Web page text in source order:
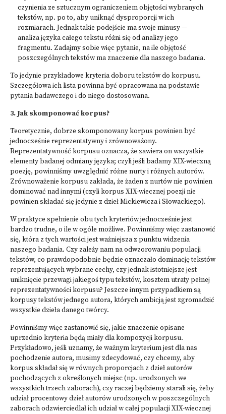
czynienia ze sztucznym ograniczeniem objętości wybranych
tekstów, np. po to, aby uniknąć dysproporcji w ich
rozmiarach. Jednak takie podejście ma swoje minusy —
analiza języka całego tekstu różni się od analizy jego
fragmentu. Zadajmy sobie więc pytanie, na ile objętość
poszczególnych tekstów ma znaczenie dla naszego badania.
To jedynie przykładowe kryteria doboru tekstów do korpusu.
Szczegółowa ich lista powinna być opracowana na podstawie
pytania badawczego i do niego dostosowana.
3. Jak skomponować korpus?
Teoretycznie, dobrze skomponowany korpus powinienbyć
jednocześnie reprezentatywny i zrównoważony.
Reprezentatywność korpusu oznacza, że zawiera on wszystkie
elementy badanej odmiany języka; czyli jeśli badamy XIX-wieczną
poezję, powinniśmy uwzględnić różne nurty i różnych autorów.
Zrównoważenie korpusu zakłada, że żaden z nurtów nie powinien
dominować nad innymi (czyli korpus XIX-wiecznej poezji nie
powinien składać się jedynie z dzieł Mickiewicza i Słowackiego).
W praktyce spełnienie obu tych kryteriów jednocześnie jest
bardzo trudne, o ile w ogóle możliwe. Powinniśmy więc zastanowić
się, która z tych wartości jest ważniejsza z punktu widzenia
naszego badania. Czy zależy nam na odwzorowaniu populacji
tekstów, co prawdopodobnie będzie oznaczało dominację tekstów
reprezentujących wybrane cechy, czy jednak istotniejsze jest
uniknięcie przewagi jakiegoś typu tekstów, kosztem utraty pełnej
reprezentatywności korpusu? Jeszcze innym przypadkiem są
korpusy tekstów jednego autora, których ambicją jest zgromadzić
wszystkie dzieła danego twórcy.
Powinniśmy więc zastanowić się, jakie znaczenie opisane
uprzednio kryteria będą miały dla kompozycji korpusu.
Przykładowo, jeśli uznamy, że ważnym kryterium jest dla nas
pochodzenie autora, musimy zdecydować, czy chcemy, aby
korpus składał się w równych proporcjach z dzieł autorów
pochodzących z określonych miejsc (np. urodzonych we
wszystkich trzech zaborach), czy raczej będziemy starali się, żeby
udział procentowy dzieł autorów urodzonych w poszczególnych
zaborach odzwierciedlał ich udział w całej populacji XIX-wiecznej